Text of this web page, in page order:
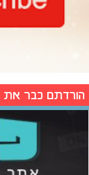
הורדתם כבר את